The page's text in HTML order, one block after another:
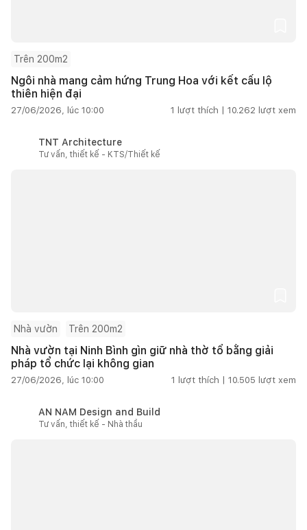
Trên 200m2
Ngôi nhà mang cảm hứng Trung Hoa với kết cấu lộ
thiên hiện đại
27/06/2026, lúc 10:00 1 lượt thích | 10.262 lượt xem
TNT Architecture
Tư vấn, thiết kế - KTS/Thiết kế
Nhà vườn Trên 200m2
Nhà vườn tại Ninh Bình gìn giữ nhà thờ tổ bằng giải
pháp tổ chức lại không gian
27/06/2026, lúc 10:00 1 lượt thích | 10.505 lượt xem
AN NAM Design and Build
Tư vấn, thiết kế - Nhà thầu